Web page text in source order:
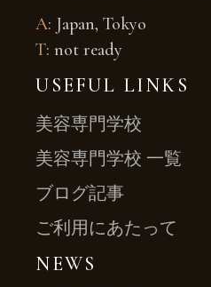
A: Japan, Tokyo
T: not ready
USEFUL LINKS
美容専門学校
美容専門学校 一覧
ブログ記事
ご利用にあたって
NEWS